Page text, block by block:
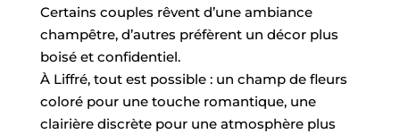
Certains couples rêvent d’une ambiance
champêtre, d’autres préfèrent un décor plus
boisé et confidentiel.
À Liffré, tout est possible : un champ de fleurs
coloré pour une touche romantique, une
clairière discrète pour une atmosphère plus